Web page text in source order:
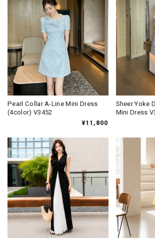
Pearl Collar A-Line Mini Dress
(4color) V3452
¥11,800
Sheer Yoke
Mini Dress